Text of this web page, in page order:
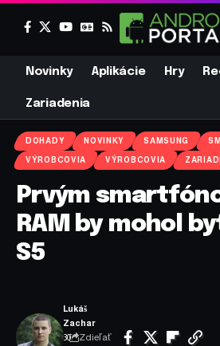
Novinky Aplikácie Hry
Zariadenia
DOHADY NOVINKY SAMSUNG
VÝROBCOVIA VÝROBCOVIA
Prvým
RAM by mohol
S5
30.
Lukáš
Zachar
Zdieľať